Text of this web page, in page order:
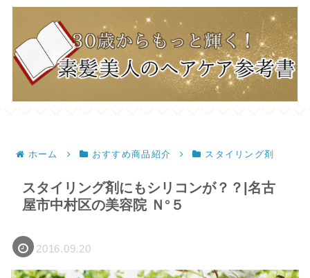
ホーム おすすめ商品紹介 スタイリング剤
スタイリング剤にもシリコンが？？|名古
屋市中村区の美容院 Ｎ°５
2016.09.20